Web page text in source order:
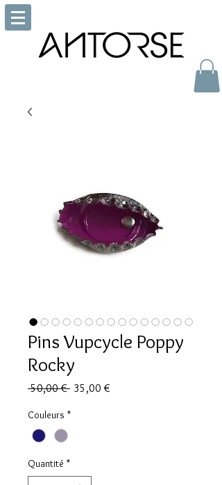
Pins Vupcycle Poppy
Rocky
50,00 € Prix
35,00 €
Couleurs *
Quantité *